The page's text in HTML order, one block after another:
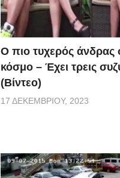
Ο πιο τυχερός άνδρας
κόσμο – Έχει τρεις
(Βίντεο)
17 ΔΕΚΕΜΒΡΊΟΥ, 2023